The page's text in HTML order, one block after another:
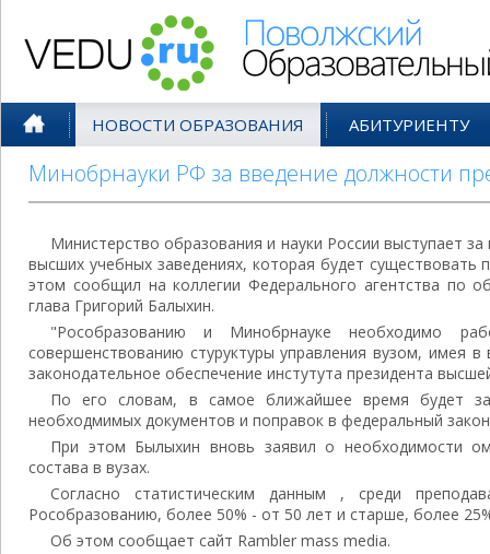
НОВОСТИ ОБРАЗОВАНИЯ АБИТУРИЕНТУ
Минобрнауки РФ за введение должности
Министерство образования и науки России выступает
высших учебных заведениях, которая будет существовать
этом сообщил на коллегии Федерального агентства по
глава Григорий Балыхин.
"Рособразованию и Минобрнауке необходимо
совершенствованию стуруктуры управления вузом, имея
законодательное обеспечение инстутута президента
По его словам, в самое ближайшее время будет
необходмимых документов и поправок в федеральный
При этом Былыхин вновь заявил о необходимости
состава в вузах.
Согласно статистическим данным , среди
Рособразованию, более 50% - от 50 лет и старше, более
Об этом сообщает сайт Rambler mass media.